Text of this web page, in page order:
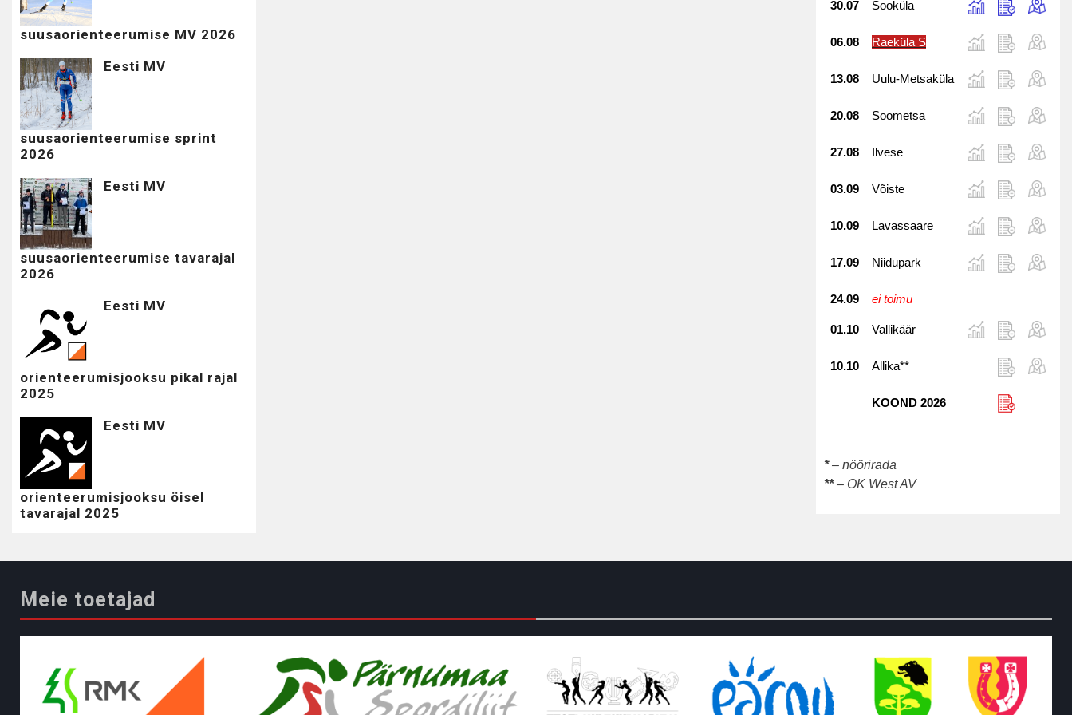
30.07 Sooküla
06.08 Raeküla S
13.08 Uulu-Metsaküla
20.08 Soometsa
27.08 Ilvese
03.09 Võiste
10.09 Lavassaare
17.09 Niidupark
24.09 ei toimu
01.10 Vallikäär
10.10 Allika**
KOOND 2026
*– nöörirada
**– OK West AV
suusaorienteerumise MV 2026
Eesti MV
suusaorienteerumise sprint
2026
Eesti MV
suusaorienteerumise tavarajal
2026
Eesti MV
orienteerumisjooksu pikal rajal
2025
Eesti MV
orienteerumisjooksu öisel
tavarajal 2025
Meie toetajad